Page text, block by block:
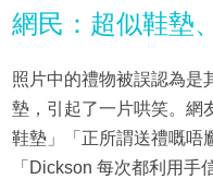
網民：超似鞋墊
照片中的禮物被誤認為是
墊，引起了一片哄笑。網
鞋墊」「正所謂送禮嘅唔
「Dickson 每次都利用手